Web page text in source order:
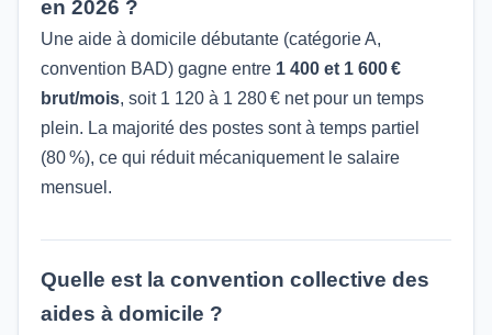
en 2026 ?
Une aide à domicile débutante (catégorie A,
convention BAD) gagne entre 1 400 et 1 600 €
brut/mois, soit 1 120 à 1 280 € net pour un temps
plein. La majorité des postes sont à temps partiel
(80 %), ce qui réduit mécaniquement le salaire
mensuel.
Quelle est la convention collective des
aides à domicile ?